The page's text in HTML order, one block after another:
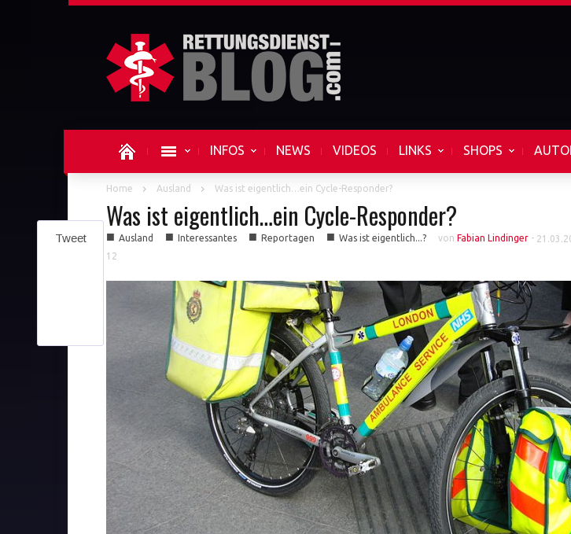
INFOS NEWS VIDEOS LINKS SHOPS
Home Ausland Was ist eigentlich…ein Cycle-Responder?
Was ist eigentlich…ein Cycle-Responder?
■ Ausland ■ Interessantes ■ Reportagen ■ Was ist eigentlich...? von Fabian Lindinger -
12
Tweet